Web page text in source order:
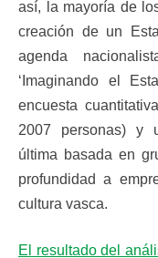
así, la mayoría de
creación de un
agenda
‘Imaginando el
encuesta
2007 personas) y
última basada en
profundidad a
cultura vasca.
El resultado del